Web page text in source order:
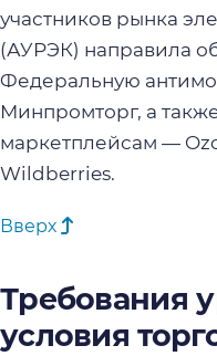
участников рынка
(АУРЭК) направила
Федеральную
Минпромторг, а
маркетплейсам —
Wildberries.
Вверх
Требования
условия